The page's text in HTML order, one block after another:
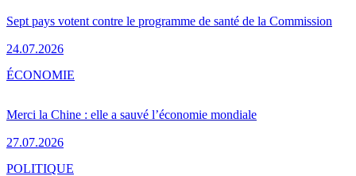
Sept pays votent contre le programme de santé de la Commission
24.07.2026
Merci la Chine : elle a sauvé l’économie mondiale
27.07.2026
ÉCONOMIE
POLITIQUE